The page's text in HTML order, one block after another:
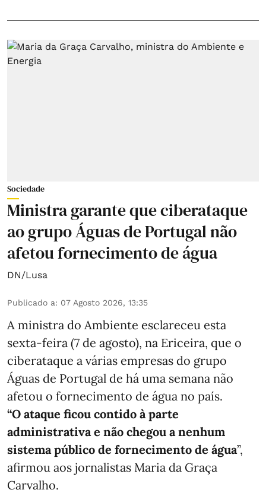
Sociedade
Ministra garante que ciberataque
ao grupo Águas de Portugal não
afetou fornecimento de água
DN/Lusa
Publicado a: 07 Agosto 2026, 13:35
A ministra do Ambiente esclareceu esta
sexta-feira (7 de agosto), na Ericeira, que o
ciberataque a várias empresas do grupo
Águas de Portugal de há uma semana não
afetou o fornecimento de água no país.
“O ataque ficou contido à parte
administrativa e não chegou a nenhum
sistema público de fornecimento de água”,
afirmou aos jornalistas Maria da Graça
Carvalho.